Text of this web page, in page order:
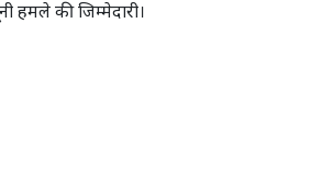
हमले की जिम्मेदारी।